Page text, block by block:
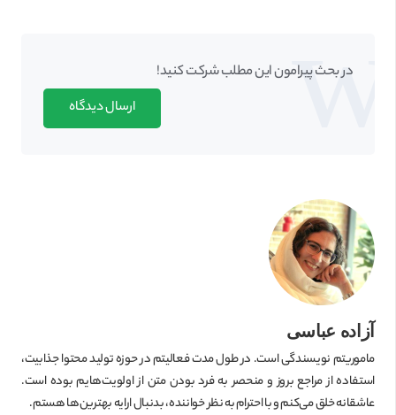
در بحث‌‌ پیرامون این مطلب شرکت کنید!
ارسال دیدگاه
آزاده عباسی
ماموریتم نویسندگی است. در طول مدت فعالیتم در حوزه تولید محتوا جذابیت،
استفاده از مراجع بروز و منحصر به فرد بودن متن از اولویت‌هایم بوده است.
عاشقانه خلق می‌کنم و با احترام به نظر خواننده، بدنبال ارایه بهترین‌ها هستم.